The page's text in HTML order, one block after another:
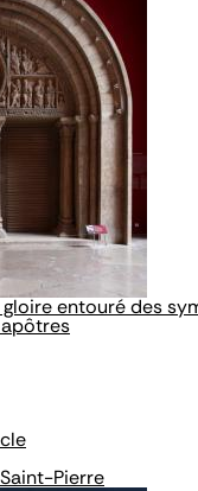
entouré des
Pierre